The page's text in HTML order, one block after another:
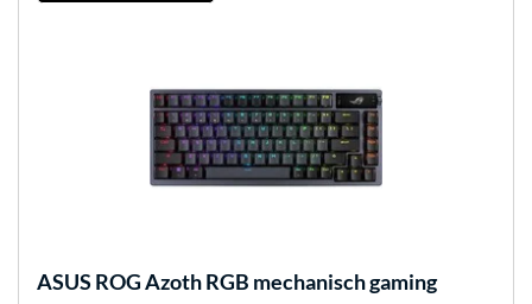
ASUS ROG Azoth RGB mechanisch gaming